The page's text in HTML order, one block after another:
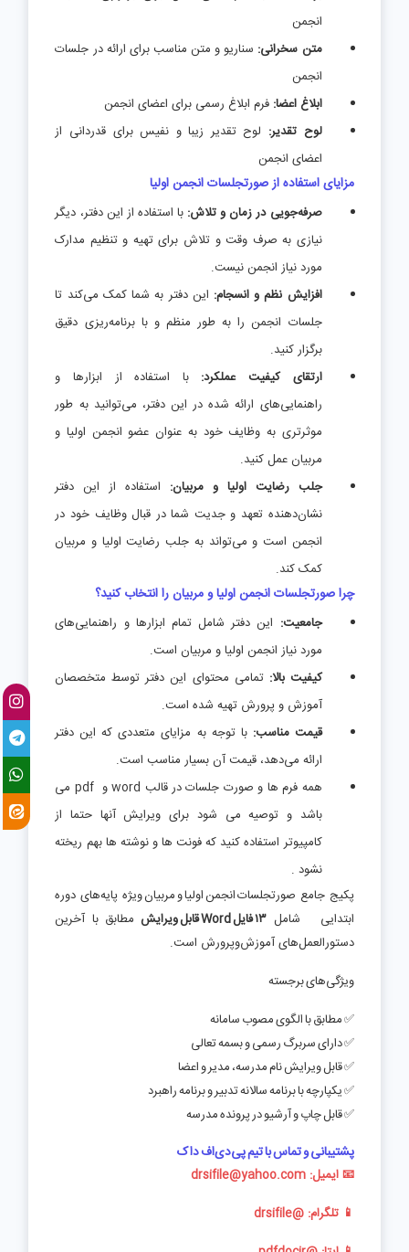
انجمن
متن سخرانی: سناریو و متن مناسب برای ارائه در جلسات
انجمن
ابلاغ اعضا: فرم ابلاغ رسمی برای اعضای انجمن
لوح تقدیر: لوح تقدیر زیبا و نفیس برای قدردانی از
اعضای انجمن
مزایای استفاده از صورتجلسات انجمن اولیا
صرفه‌جویی در زمان و تلاش: با استفاده از این دفتر، دیگر
نیازی به صرف وقت و تلاش برای تهیه و تنظیم مدارک
مورد نیاز انجمن نیست.
افزایش نظم و انسجام: این دفتر به شما کمک می‌کند تا
جلسات انجمن را به طور منظم و با برنامه‌ریزی دقیق
برگزار کنید.
ارتقای کیفیت عملکرد: با استفاده از ابزارها و
راهنمایی‌های ارائه شده در این دفتر، می‌توانید به طور
موثرتری به وظایف خود به عنوان عضو انجمن اولیا و
مربیان عمل کنید.
جلب رضایت اولیا و مربیان: استفاده از این دفتر
نشان‌دهنده تعهد و جدیت شما در قبال وظایف خود در
انجمن است و می‌تواند به جلب رضایت اولیا و مربیان
کمک کند.
چرا صورتجلسات انجمن اولیا و مربیان را انتخاب کنید؟
جامعیت: این دفتر شامل تمام ابزارها و راهنمایی‌های
مورد نیاز انجمن اولیا و مربیان است.
کیفیت بالا: تمامی محتوای این دفتر توسط متخصصان
آموزش و پرورش تهیه شده است.
قیمت مناسب: با توجه به مزایای متعددی که این دفتر
ارائه می‌دهد، قیمت آن بسیار مناسب است.
همه فرم ها و صورت جلسات در قالب word و pdf می
باشد و توصیه می شود برای ویرایش آنها حتما از
کامپیوتر استفاده کنید که فونت ها و نوشته ها بهم ریخته
نشود .
پکیج جامع صورتجلسات انجمن اولیا و مربیان ویژه پایه‌های دوره
ابتدایی شامل ۱۳ فایل Word قابل ویرایش
مطابق با آخرین
دستورالعمل‌های آموزش‌وپرورش است.
ویژگی‌های برجسته
✅ مطابق با الگوی مصوب سامانه
✅ دارای سربرگ رسمی و بسمه تعالی
✅ قابل ویرایش نام مدرسه، مدیر و اعضا
✅ یکپارچه با برنامه سالانه تدبیر و برنامه راهبرد
✅ قابل چاپ و آرشیو در پرونده مدرسه
پشتیبانی و تماس با تیم پی‌دی‌اف داک
📧 ایمیل:drsifile@yahoo.com
📱 تلگرام:@drsifile